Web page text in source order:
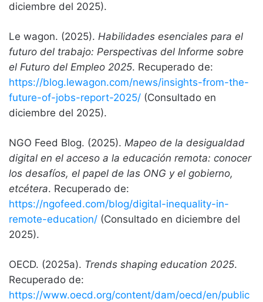
diciembre del 2025).
Le wagon. (2025). Habilidades esenciales para el
futuro del trabajo: Perspectivas del Informe sobre
el Futuro del Empleo 2025. Recuperado de:
https://blog.lewagon.com/news/insights-from-the-
future-of-jobs-report-2025/ (Consultado en
diciembre del 2025).
NGO Feed Blog. (2025). Mapeo de la desigualdad
digital en el acceso a la educación remota: conocer
los desafíos, el papel de las ONG y el gobierno,
etcétera. Recuperado de:
https://ngofeed.com/blog/digital-inequality-in-
remote-education/ (Consultado en diciembre del
2025).
OECD. (2025a). Trends shaping education 2025.
Recuperado de:
https://www.oecd.org/content/dam/oecd/en/public